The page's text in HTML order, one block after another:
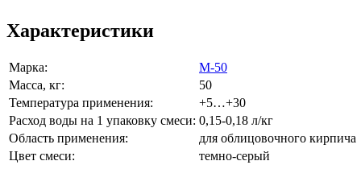
Характеристики
Марка:
М-50
Масса, кг:
50
Температура применения:
+5…+30
Расход воды на 1 упаковку смеси: 0,15-0,18 л/кг
Область применения:
для облицовочного кирпича
Цвет смеси:
темно-серый